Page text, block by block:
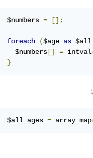
$numbers = [];
foreach ($age as
  $numbers
[] = intval
}
$all_ages = array_map